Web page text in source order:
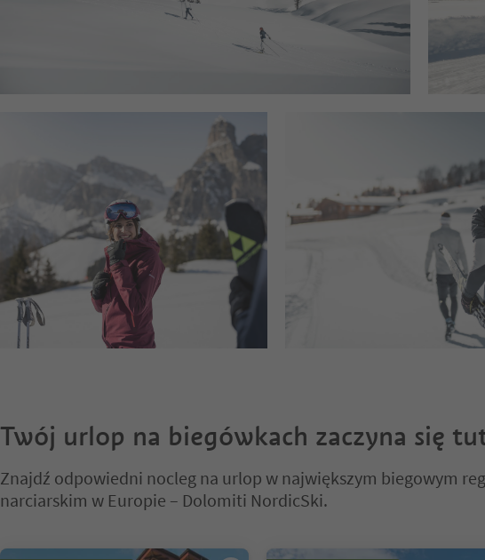
Twój urlop na biegówkach zaczyna się
Znajdź odpowiedni nocleg na urlop w największym biegowym
narciarskim w Europie – Dolomiti NordicSki.